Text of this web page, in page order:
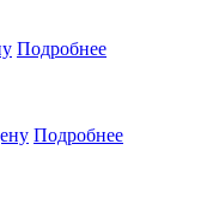
Подробнее
Подробнее